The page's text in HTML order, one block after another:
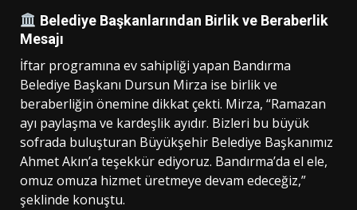
Belediye Başkanlarından Birlik ve Beraberlik
Mesajı
İftar programına ev sahipliği yapan Bandırma
Belediye Başkanı Dursun Mirza ise birlik ve
beraberliğin önemine dikkat çekti. Mirza, “Ramazan
ayı paylaşma ve kardeşlik ayıdır. Bizleri bu büyük
sofrada buluşturan Büyükşehir Belediye Başkanımız
Ahmet Akın’a teşekkür ediyoruz. Bandırma’da el ele,
omuz omuza hizmet üretmeye devam edeceğiz,”
şeklinde konuştu.